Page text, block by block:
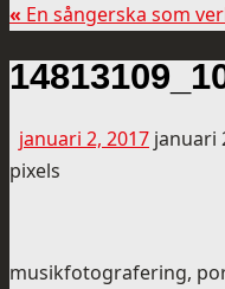
« En sångerska som
januari 2, 2017 januari
pixels
musikfotografering,